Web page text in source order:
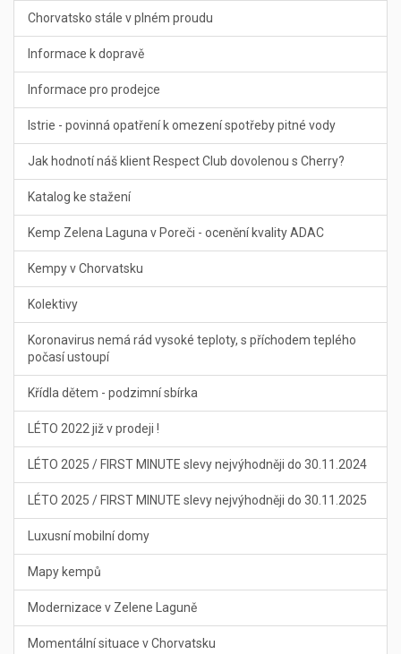
Chorvatsko stále v plném proudu
Informace k dopravě
Informace pro prodejce
Istrie - povinná opatření k omezení spotřeby pitné vody
Jak hodnotí náš klient Respect Club dovolenou s Cherry?
Katalog ke stažení
Kemp Zelena Laguna v Poreči - ocenění kvality ADAC
Kempy v Chorvatsku
Kolektivy
Koronavirus nemá rád vysoké teploty, s příchodem teplého
počasí ustoupí
Křídla dětem - podzimní sbírka
LÉTO 2022 již v prodeji !
LÉTO 2025 / FIRST MINUTE slevy nejvýhodněji do 30.11.2024
LÉTO 2025 / FIRST MINUTE slevy nejvýhodněji do 30.11.2025
Luxusní mobilní domy
Mapy kempů
Modernizace v Zelene Laguně
Momentální situace v Chorvatsku